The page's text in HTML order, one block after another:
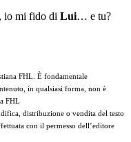
io mi fido di Lui… e tu?
FHL. È fondamentale
in qualsiasi forma, non è
FHL
distribuzione o vendita del testo
con il permesso dell’editore